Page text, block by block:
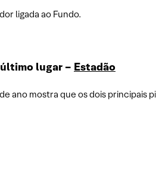
ligada ao Fundo.
lugar – Estadão
ano mostra que os dois principais